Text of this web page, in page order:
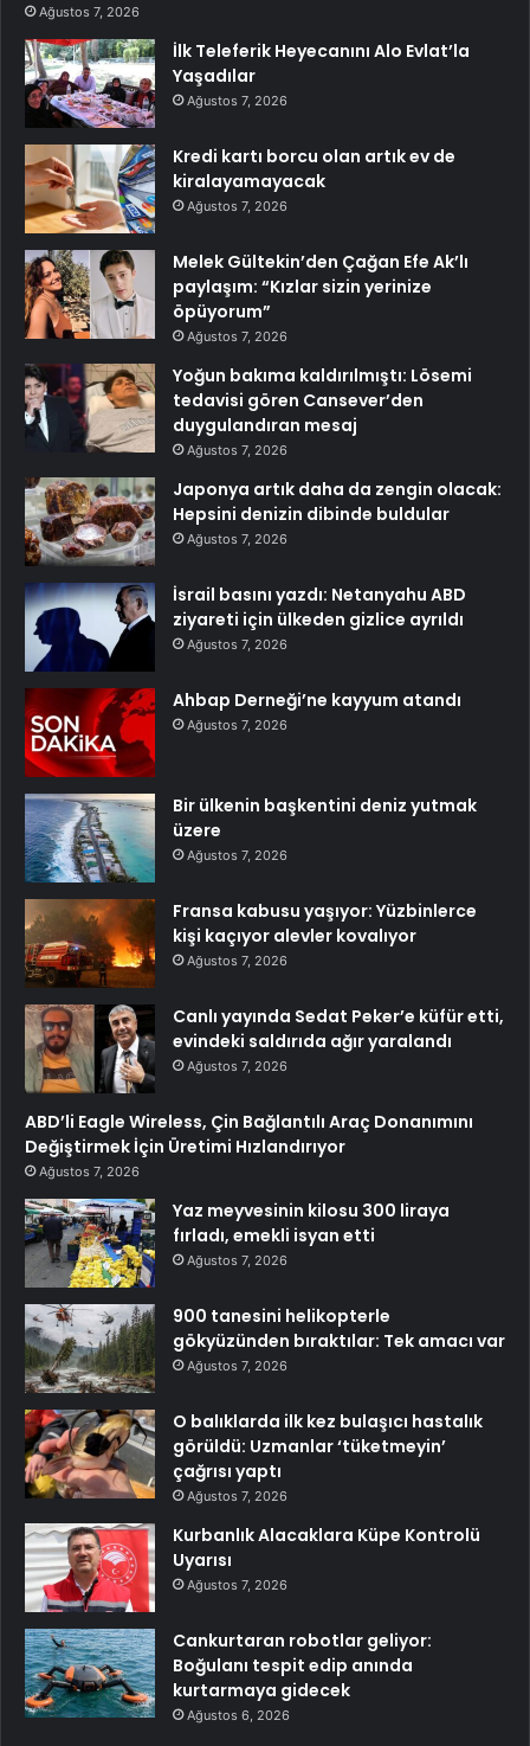
Ağustos 7, 2026
İlk Teleferik Heyecanını Alo Evlat’la
Yaşadılar
Ağustos 7, 2026
Kredi kartı borcu olan artık ev de
kiralayamayacak
Ağustos 7, 2026
Melek Gültekin’den Çağan Efe Ak’lı
paylaşım: “Kızlar sizin yerinize
öpüyorum”
Ağustos 7, 2026
Yoğun bakıma kaldırılmıştı: Lösemi
tedavisi gören Cansever’den
duygulandıran mesaj
Ağustos 7, 2026
Japonya artık daha da zengin olacak:
Hepsini denizin dibinde buldular
Ağustos 7, 2026
İsrail basını yazdı: Netanyahu ABD
ziyareti için ülkeden gizlice ayrıldı
Ağustos 7, 2026
Ahbap Derneği’ne kayyum atandı
Ağustos 7, 2026
Bir ülkenin başkentini deniz yutmak
üzere
Ağustos 7, 2026
Fransa kabusu yaşıyor: Yüzbinlerce
kişi kaçıyor alevler kovalıyor
Ağustos 7, 2026
Canlı yayında Sedat Peker’e küfür etti,
evindeki saldırıda ağır yaralandı
Ağustos 7, 2026
ABD’li Eagle Wireless, Çin Bağlantılı Araç Donanımını
Değiştirmek İçin Üretimi Hızlandırıyor
Ağustos 7, 2026
Yaz meyvesinin kilosu 300 liraya
fırladı, emekli isyan etti
Ağustos 7, 2026
900 tanesini helikopterle
gökyüzünden bıraktılar: Tek amacı var
Ağustos 7, 2026
O balıklarda ilk kez bulaşıcı hastalık
görüldü: Uzmanlar ‘tüketmeyin’
çağrısı yaptı
Ağustos 7, 2026
Kurbanlık Alacaklara Küpe Kontrolü
Uyarısı
Ağustos 7, 2026
Cankurtaran robotlar geliyor:
Boğulanı tespit edip anında
kurtarmaya gidecek
Ağustos 6, 2026